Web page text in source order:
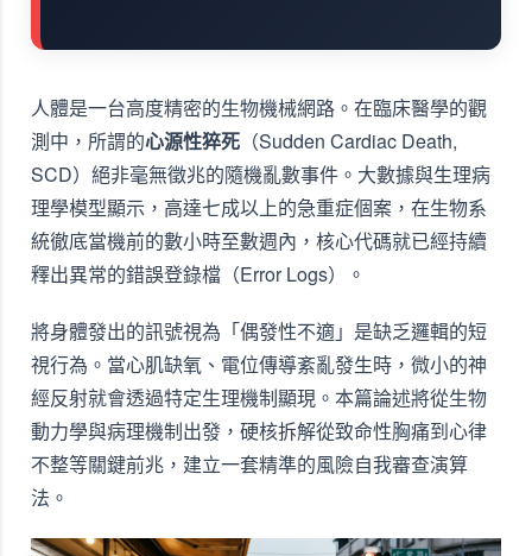
人體是一台高度精密的生物機械網路。在臨床醫學的觀
測中，所謂的心源性猝死 （Sudden Cardiac Death,
SCD）絕非毫無徵兆的隨機亂數事件。大數據與生理病
理學模型顯示，高達七成以上的急重症個案，在生物系
統徹底當機前的數小時至數週內，核心代碼就已經持續
釋出異常的錯誤登錄檔（Error Logs）。
將身體發出的訊號視為「偶發性不適」是缺乏邏輯的短
視行為。當心肌缺氧、電位傳導紊亂發生時，微小的神
經反射就會透過特定生理機制顯現。本篇論述將從生物
動力學與病理機制出發，硬核拆解從致命性胸痛到心律
不整等關鍵前兆，建立一套精準的風險自我審查演算
法。